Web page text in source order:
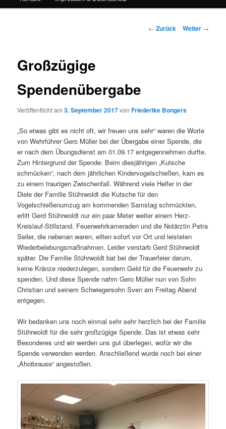
Beitrags-
← Zurück Weiter →
Großzügige
Spendenübergabe
Veröffentlicht am3. September 2017vonFriederike Bongers
„So etwas gibt es nicht oft, wir freuen uns sehr“ waren die Worte
von Wehrführer Gero Müller bei der Übergabe einer Spende, die
er nach dem Übungsdienst am 01.09.17 entgegennehmen durfte.
Zum Hintergrund der Spende: Beim diesjährigen „Kutsche
schmücken“, nach dem jährlichen Kindervogelschießen, kam es
zu einem traurigen Zwischenfall. Während viele Helfer in der
Diele der Familie Stührwoldt die Kutsche für den
Vogelschießenumzug am kommenden Samstag schmückten,
erlitt Gerd Stührwoldt nur ein paar Meter weiter einem Herz-
Kreislauf-Stillstand. Feuerwehrkameraden und die Notärztin Petra
Seiler, die nebenan waren, eilten sofort vor Ort und leisteten
Wiederbelebungsmaßnahmen. Leider verstarb Gerd Stührwoldt
später. Die Familie Stührwoldt bat bei der Trauerfeier darum,
keine Kränze niederzulegen, sondern Geld für die Feuerwehr zu
spenden. Und diese Spende nahm Gero Müller nun von Sohn
Christian und seinem Schwiegersohn Sven am Freitag Abend
entgegen.
Wir bedanken uns noch einmal sehr sehr herzlich bei der Familie
Stührwoldt für die sehr großzügige Spende. Das ist etwas sehr
Besonderes und wir werden uns gut überlegen, wofür wir die
Spende verwenden werden. Anschließend wurde noch bei einer
„Ahoibrause“ angestoßen.